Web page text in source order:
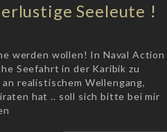
Seeleute !
werden wollen! In Naval Action
Seefahrt in der Karibik zu
realistischem Wellengang,
hat .. soll sich bitte bei mir